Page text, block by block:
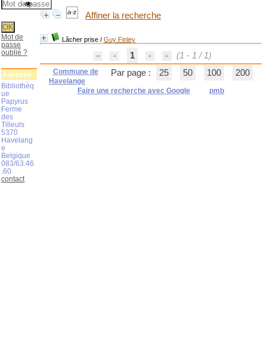
Affiner la recherche
Lâcher prise /Guy Finley
1
(1 - 1 / 1)
Par page :
25 50 100 200
Commune de
Havelange
Faire une recherche avec Google
pmb
Mot de
passe
oublié ?
Adresse
Bibliothèq
ue
Papyrus
Ferme
des
Tilleuls
5370
Havelang
e
Belgique
083/63.46
.60
contact